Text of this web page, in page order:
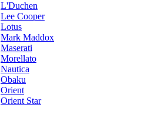
L'Duchen
Lee Cooper
Lotus
Mark Maddox
Maserati
Morellato
Nautica
Obaku
Orient
Orient Star